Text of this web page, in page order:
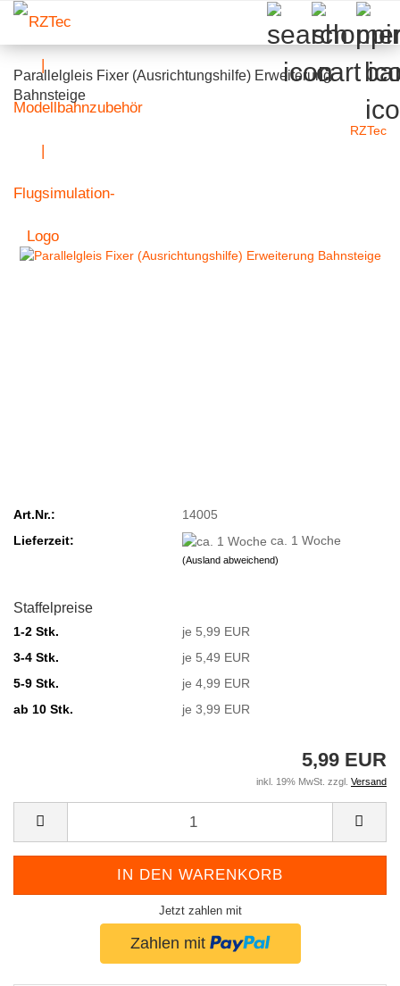
Parallelgleis Fixer (Ausrichtungshilfe) Erweiterung
Bahnsteige
RZTec
Art.Nr.:
14005
Lieferzeit:
ca. 1 Woche
(Ausland abweichend)
Staffelpreise
1-2 Stk.
je 5,99 EUR
3-4 Stk.
je 5,49 EUR
5-9 Stk.
je 4,99 EUR
ab 10 Stk.
je 3,99 EUR
5,99 EUR
inkl. 19% MwSt. zzgl. Versand
Jetzt zahlen mit